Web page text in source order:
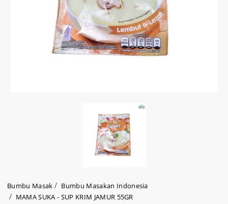
Bumbu Masak
Bumbu Masakan Indonesia
MAMA SUKA - SUP KRIM JAMUR 55GR